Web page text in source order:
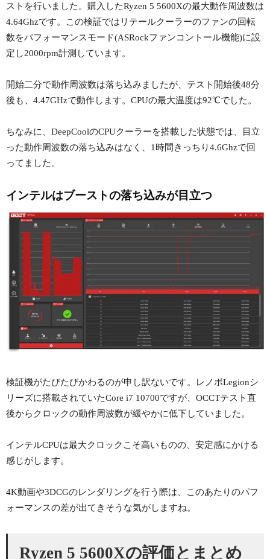
ストを行いました。購入したRyzen 5 5600Xの最大動作周波数は
4.64Ghzです。この検証ではリテールクーラーのファンの回転
数をパフォーマンスモード(ASRockファンコントール機能)に設
定し2000rpm計測しています。
開始二分で動作周波数は落ち込みましたが、テスト開始後48分
後も、4.47GHzで動作します。CPUの最大温度は92℃でした。
ちなみに、DeepCoolのCPUクーラーを搭載した状態では、目立
った動作周波数の落ち込みはなく、1時間きっちり4.6Ghzで回
ってました。
インテルはブーストの落ち込みが目立つ
検証機がたびたびかわるのが申し訳ないです。レノボLegionシ
リーズに搭載されていたCore i7 10700ですが、OCCTテスト直
後からクロックの動作周波数が緩やかに低下していました。
インテルCPUは最大クロックこそ高いものの、安定感にかける
感じがします。
4K動画や3DCGのレンダリングを行う際は、このあたりのパフ
ォーマンスの差が出てきそうな気がしますね。
Ryzen 5 5600Xの評価とまとめ